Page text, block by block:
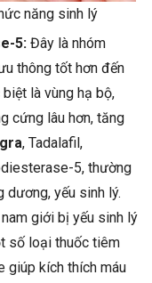
năng sinh lý
5: Đây là nhóm
thông tốt hơn đến
là vùng hạ bộ,
cứng lâu hơn, tăng
, Tadalafil,
5, thường
dương, yếu sinh lý.
giới bị yếu sinh lý
số loại thuốc tiêm
giúp kích thích máu